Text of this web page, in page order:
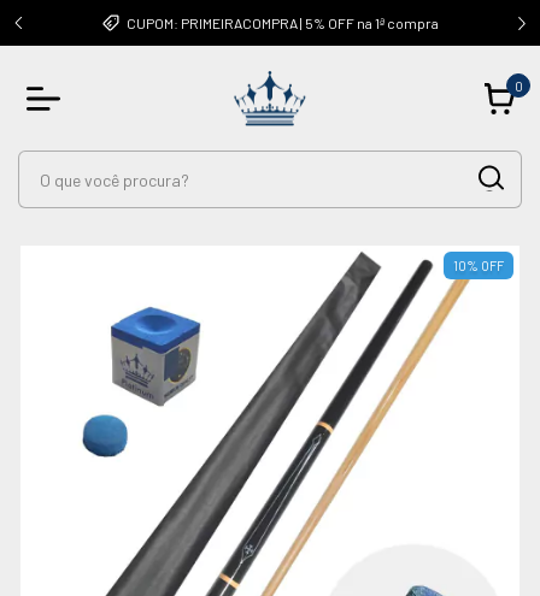
CUPOM: PRIMEIRACOMPRA | 5% OFF na 1ª compra
0
10% OFF